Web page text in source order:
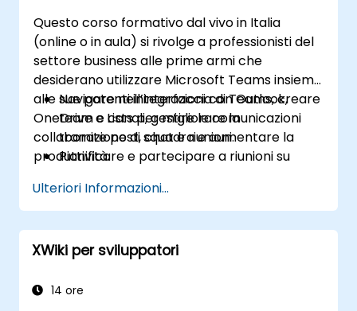
Applicare strategie avanzate e casi d’uso
per mantenere un livello elevato di
produttività.
Questo corso formativo dal vivo in Italia
(online o in aula) si rivolge a professionisti del
settore business alle prime armi che
desiderano utilizzare Microsoft Teams insieme
alle sue potenti integrazioni con Outlook,
OneDrive e Lists per migliorare la
collaborazione di squadra e aumentare la
produttività.
Navigare nell’interfaccia di Teams, creare
team e canali, gestire le comunicazioni
tramite post, chat e riunioni.
Pianificare e partecipare a riunioni su
strumenti di collaborazione in tempo
reale come la condivisione dello schermo
e gestire appunti e registrazioni delle
riunioni.
calendari e riunioni direttamente da
Ulteriori Informazioni...
XWiki per sviluppatori
14 ore